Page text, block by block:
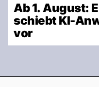
Ab 1. August:
schiebt KI-
vor